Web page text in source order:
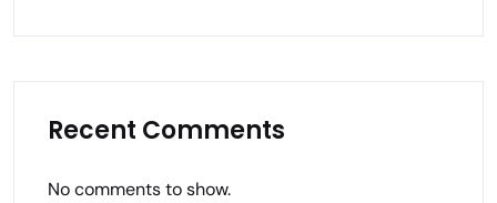
Recent Comments
No comments to show.